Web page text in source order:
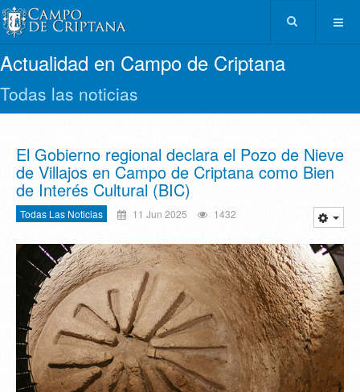
Actualidad en Campo de Criptana
Todas las noticias
El Gobierno regional declara el Pozo de Nieve
de Villajos en Campo de Criptana como Bien
de Interés Cultural (BIC)
Todas Las Noticias 11 Jun 2025 1432